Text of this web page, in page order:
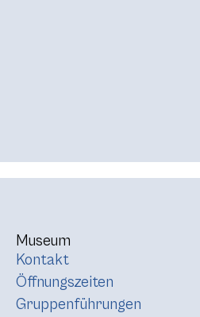
Museum
Kontakt
Öffnungszeiten
Gruppenführungen